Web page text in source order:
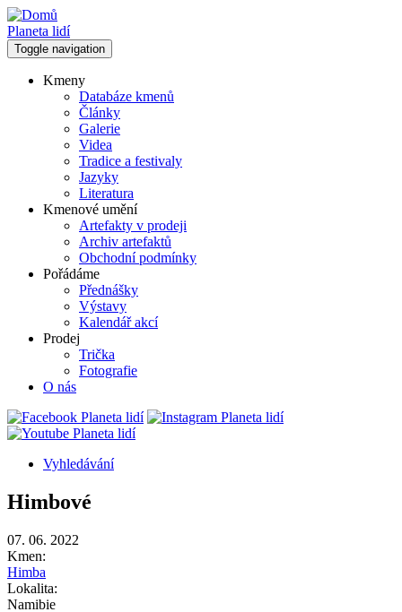
Přejít
k
hlavnímu
obsahu
Planeta lidí
Toggle navigation
Hlavní
navigace
Kmeny
Databáze kmenů
Články
Galerie
Videa
Tradice a festivaly
Jazyky
Literatura
Kmenové umění
Artefakty v prodeji
Archiv artefaktů
Obchodní podmínky
Pořádáme
Přednášky
Výstavy
Kalendář akcí
Prodej
Trička
Fotografie
O nás
navigace
Vyhledávání
Himbové
07. 06. 2022
Kmen:
Himba
Lokalita:
Namibie